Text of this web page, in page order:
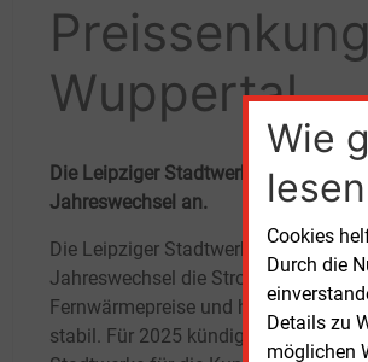
Wie
lesen
Cookies
Durch die
Details zu
möglichen
Wuppertal
Die Leipziger Stadtwerke und die
Jahreswechsel an.
Die Leipziger Stadtwerke senken zum
Jahreswechsel die Strom- und
Fernwärmepreise und halten die
stabil. Für 2025 kündigen die